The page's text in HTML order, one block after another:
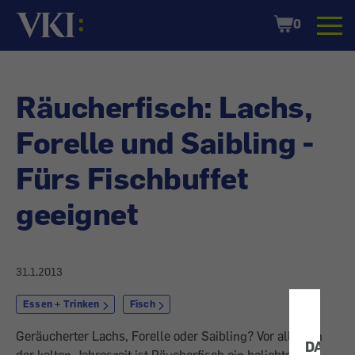
Startseite
Shopping
Cart
0
Räucherfisch: Lachs,
Forelle und Saibling -
Fürs Fischbuffet
geeignet
31.1.2013
Essen + Trinken Fisch
Geräucherter Lachs, Forelle oder Saibling? Vor allem in